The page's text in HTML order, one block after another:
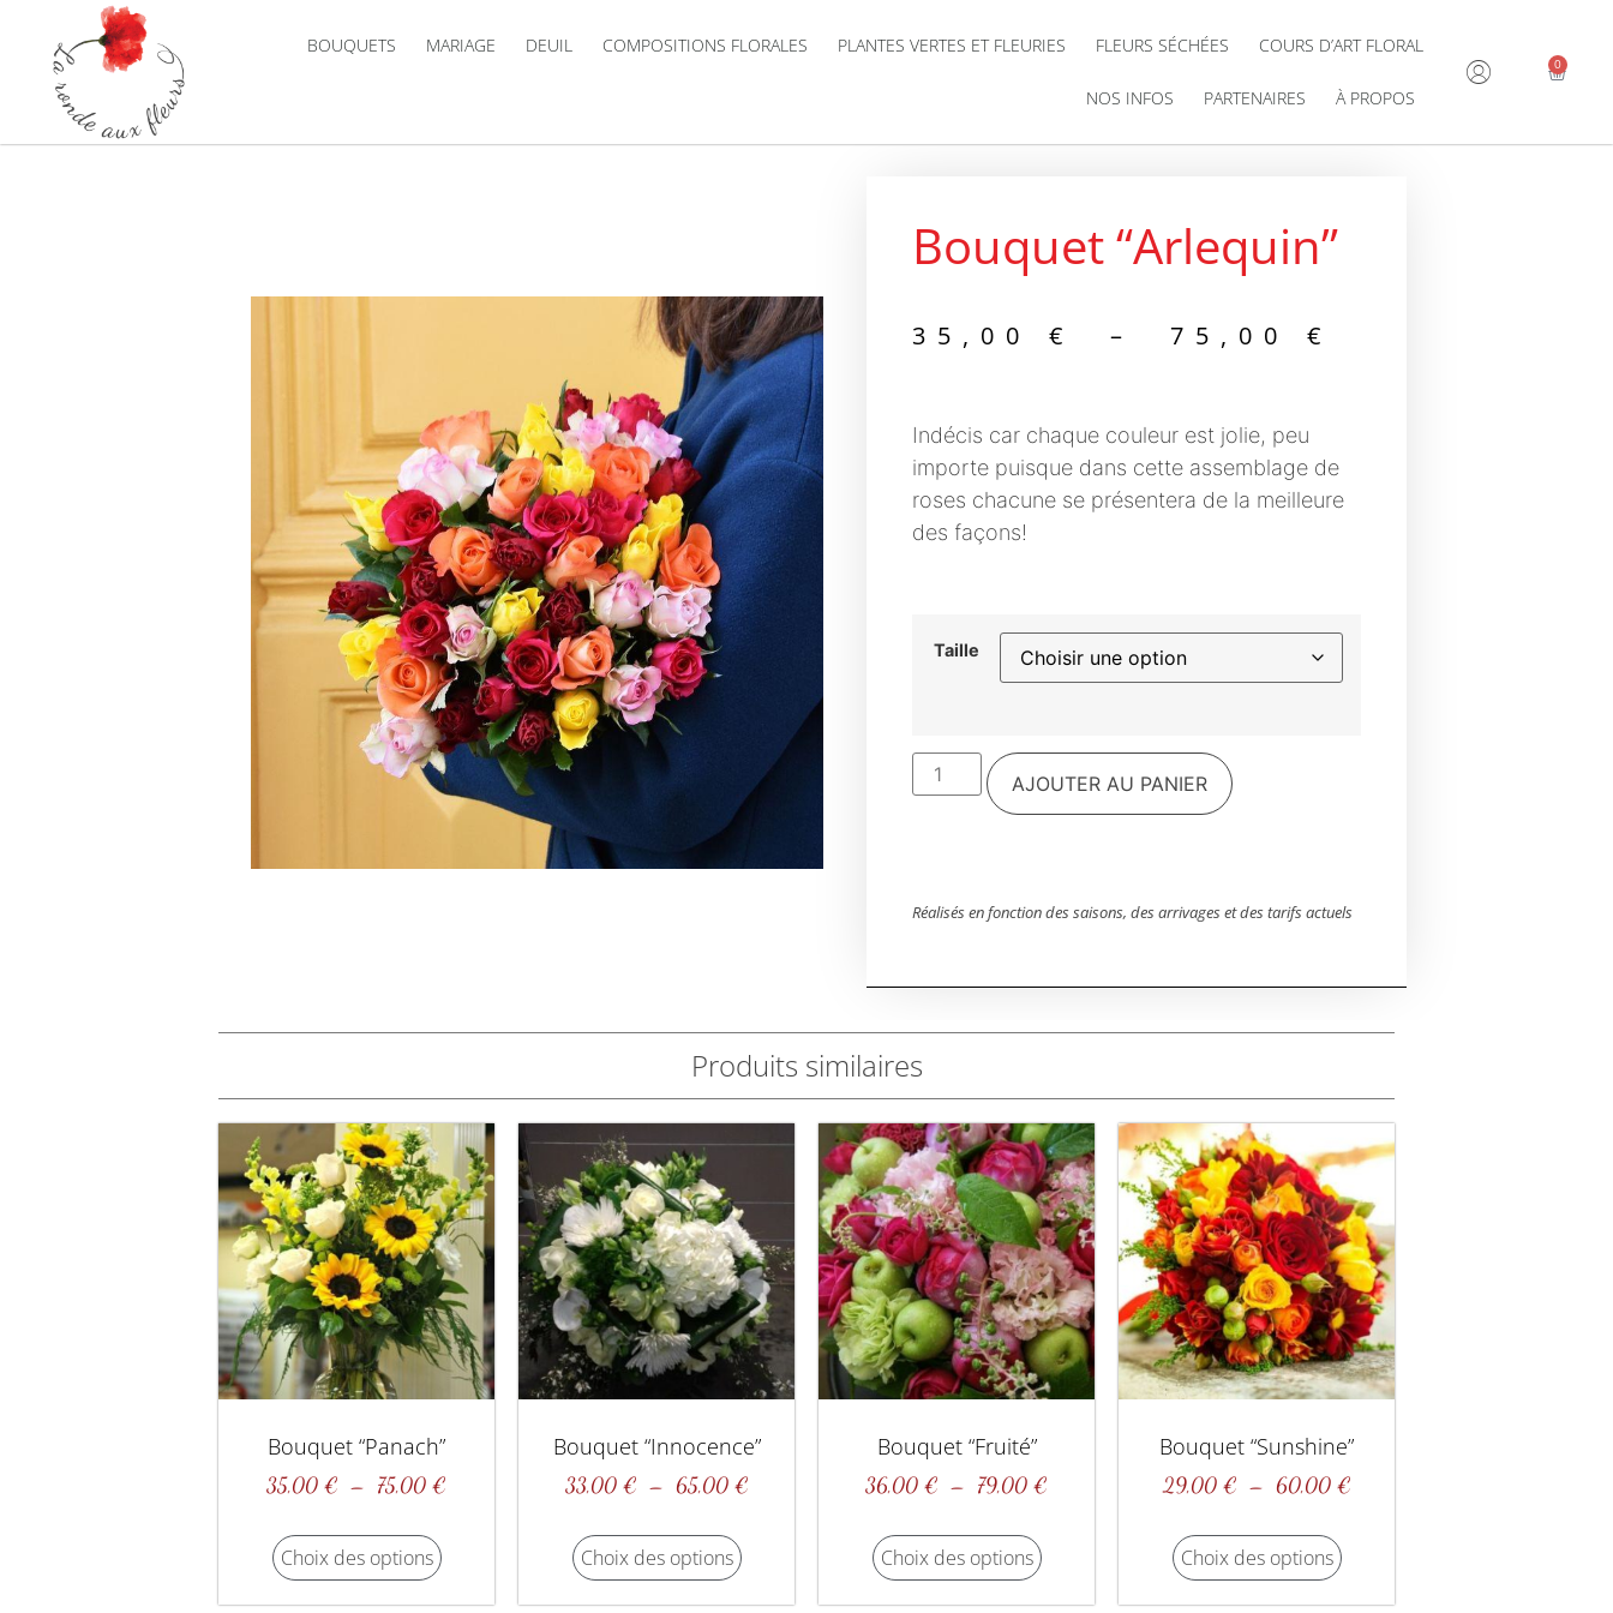
BOUQUETS MARIAGE DEUIL COMPOSITIONS FLORALES PLANTES VERTES ET FLEURIES FLEURS SÉCHÉES COURS D’ART FLORAL
NOS INFOS PARTENAIRES À PROPOS
0
Bouquet “Arlequin”
35,00 € – 75,00 €
Indécis car chaque couleur est jolie, peu
importe puisque dans cette assemblage de
roses chacune se présentera de la meilleure
des façons!
Taille
AJOUTER AU PANIER
Réalisés en fonction des saisons, des arrivages et des tarifs actuels
Produits similaires
Bouquet “panach”
35,00 € – 75,00 €
Choix des options
Bouquet “Innocence”
33,00 € – 65,00 €
Choix des options
Bouquet “fruité”
36,00 € – 79,00 €
Choix des options
Bouquet “sunshine”
29,00 € – 60,00 €
Choix des options